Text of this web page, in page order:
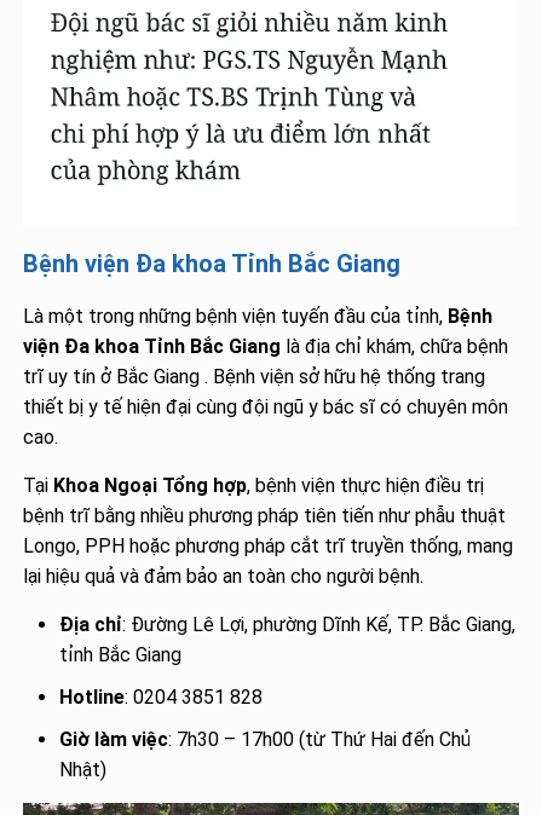
Bệnh viện Đa khoa Tỉnh Bắc Giang
Là một trong những bệnh viện tuyến đầu của tỉnh, Bệnh
viện Đa khoa Tỉnh Bắc Giang là địa chỉ khám, chữa bệnh
trĩ uy tín ở Bắc Giang . Bệnh viện sở hữu hệ thống trang
thiết bị y tế hiện đại cùng đội ngũ y bác sĩ có chuyên môn
cao.
Tại Khoa Ngoại Tổng hợp, bệnh viện thực hiện điều trị
bệnh trĩ bằng nhiều phương pháp tiên tiến như phẫu thuật
Longo, PPH hoặc phương pháp cắt trĩ truyền thống, mang
lại hiệu quả và đảm bảo an toàn cho người bệnh.
Địa chỉ: Đường Lê Lợi, phường Dĩnh Kế, TP. Bắc Giang,
tỉnh Bắc Giang
Hotline: 0204 3851 828
Giờ làm việc: 7h30 – 17h00 (từ Thứ Hai đến Chủ
Nhật)